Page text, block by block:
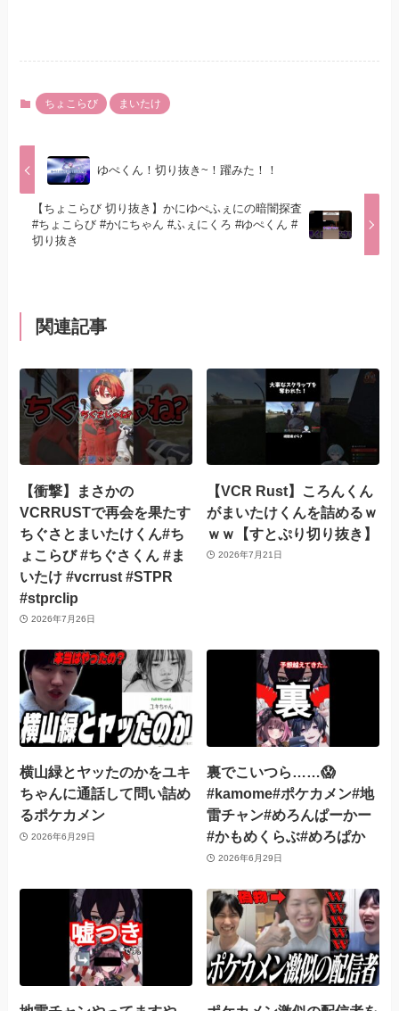
ちょこらび まいたけ
ゆぺくん！切り抜き~！躍みた！！
【ちょこらび 切り抜き】かにゆぺふぇにの暗闇探査
#ちょこらび #かにちゃん #ふぇにくろ #ゆぺくん #
切り抜き
関連記事
【衝撃】まさかの
VCRRUSTで再会を果たす
ちぐさとまいたけくん#ち
ょこらび #ちぐさくん #ま
いたけ #vcrrust #STPR
#stprclip
2026年7月26日
【VCR Rust】ころんくん
がまいたけくんを詰めるｗ
ｗｗ【すとぷり切り抜き】
2026年7月21日
横山緑とヤッたのかをユキ
ちゃんに通話して問い詰め
るポケカメン
2026年6月29日
裏でこいつら……😱
#kamome#ポケカメン#地
雷チャン#めろんぱーかー
#かもめくらぶ#めろぱか
2026年6月29日